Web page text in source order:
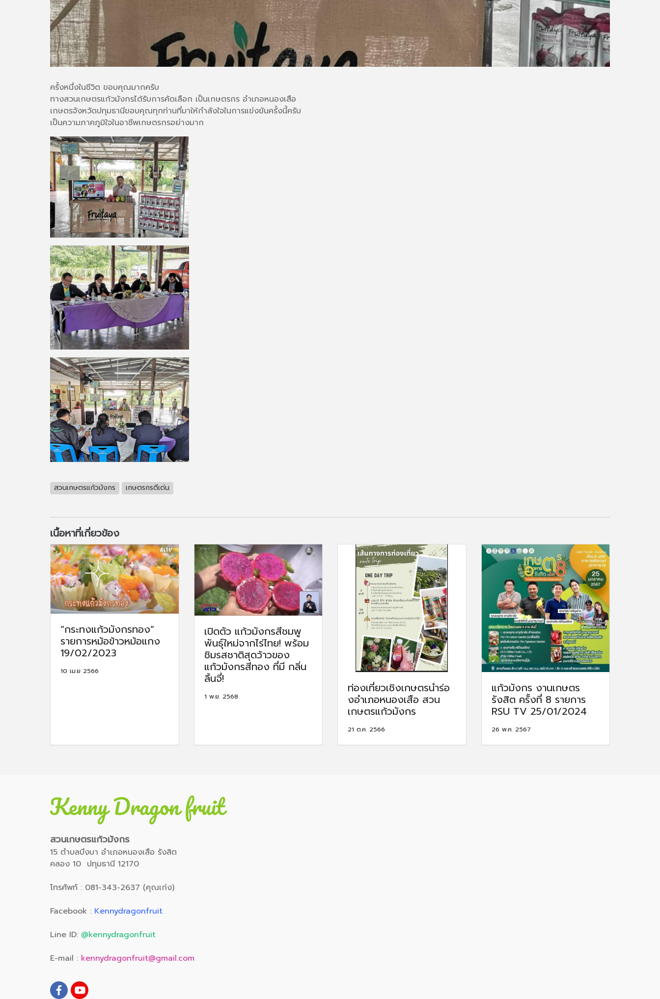
ครั้งหนึ่งในชีวิต ขอบคุณมากครับ
ทางสวนเกษตรแก้วมังกรได้รับการคัดเลือก เป็นเกษตรกร อําเภอหนองเสือ
เกษตรจังหวัดปทุมธานีขอบคุณทุกท่านที่มาให้กำลังใจในการแข่งขันครั้งนี้ครับ
เป็นความภาคภูมิใจในอาชีพเกษตรกรอย่างมาก
สวนเกษตรแก้วมังกร เกษตรกรดีเด่น
เนื้อหาที่เกี่ยวข้อง
“กระทงแก้วมังกรทอง”
รายการหม้อข้าวหม้อแกง
19/02/2023
10 เม.ย 2566
เปิดตัว แก้วมังกรสีชมพู
พันธุ์ใหม่จากไร่ไทย! พร้อม
ชิมรสชาติสุดว้าวของ
แก้วมังกรสีทอง ที่มี กลิ่น
ลิ้นจี่!
1 พ.ย. 2568
ท่องเที่ยวเชิงเกษตรนำร่อ
งอําเภอหนองเสือ สวน
เกษตรแก้วมังกร
21 ต.ค. 2566
แก้วมังกร งานเกษตร
รังสิต ครั้งที่ 8 รายการ
RSU TV 25/01/2024
26 พ.ค. 2567
สวนเกษตรแก้วมังกร
15 ตำบลบึงบา อำเภอหนองเสือ รังสิต
คลอง 10 ปทุมธานี 12170
โทรศัพท์ : 081-343-2637 (คุณเก่ง)
Facebook : Kennydragonfruit
Line ID: @kennydragonfruit
E-mail : kennydragonfruit@gmail.com